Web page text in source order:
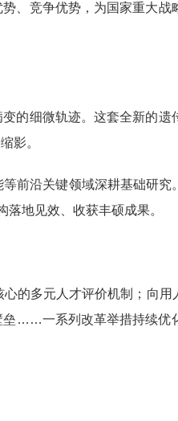
竞争优势，为国家重大战
细微轨迹。这套全新的遗
影。
沿关键领域深耕基础研究
地见效、收获丰硕成果。
的多元人才评价机制；向用
……一系列改革举措持续优